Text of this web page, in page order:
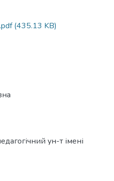
(435.13 KB)
ун-т імені